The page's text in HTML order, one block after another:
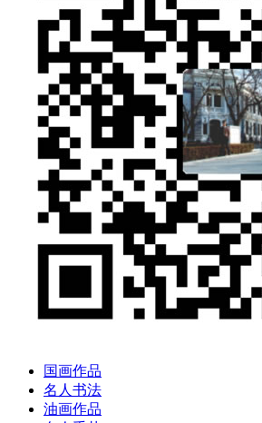
国画作品
名人书法
油画作品